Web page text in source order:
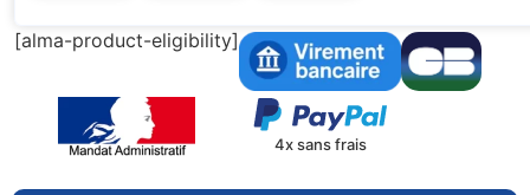
[alma-product-eligibility]
4x sans frais